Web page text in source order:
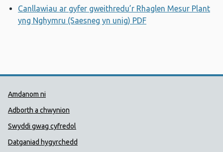
Canllawiau ar gyfer gweithredu’r Rhaglen Mesur Plant
yng Nghymru (Saesneg yn unig) PDF
Dolenni Cymorth Iechyd
Amdanom ni
Adborth a chwynion
Swyddi gwag cyfredol
Datganiad hygyrchedd